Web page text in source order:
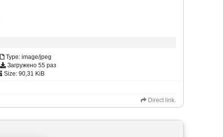
Type: image/jpeg
Загружено 55 раз
Size: 90,31 KiB
Direct link.